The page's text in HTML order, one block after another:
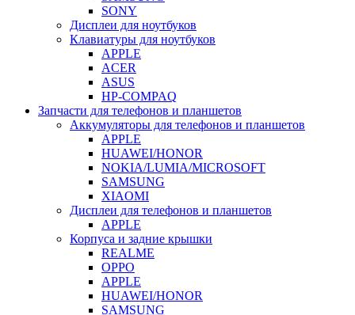
SONY
Дисплеи для ноутбуков
Клавиатуры для ноутбуков
APPLE
ACER
ASUS
HP-COMPAQ
Запчасти для телефонов и планшетов
Аккумуляторы для телефонов и планшетов
APPLE
HUAWEI/HONOR
NOKIA/LUMIA/MICROSOFT
SAMSUNG
XIAOMI
Дисплеи для телефонов и планшетов
APPLE
Корпуса и задние крышки
REALME
OPPO
APPLE
HUAWEI/HONOR
SAMSUNG